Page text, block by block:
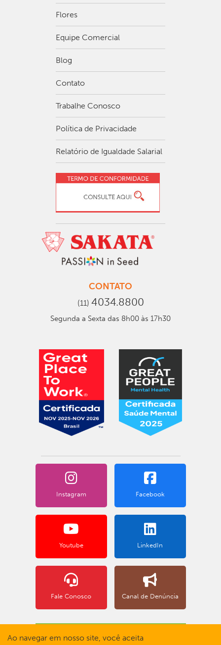
Flores
Equipe Comercial
Blog
Contato
Trabalhe Conosco
Política de Privacidade
Relatório de Igualdade Salarial
CONTATO
(11) 4034.8800
Segunda a Sexta das 8h00 às 17h30
Instagram Facebook
Youtube LinkedIn
Fale Conosco Canal de Denúncia
BOLETO BANCÁRIO
Ao navegar em nosso site, você aceita